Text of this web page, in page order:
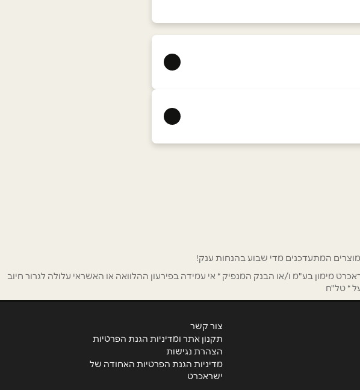
מימון בע"מ ו/או הבנק המנפיק * אי עמידה בפירעון ההלוואה או האשראי עלולה לגרור חיוב
* טל"ח
צור קשר
תקנון אתר ומדיניות הגנת הפרטיות
הצהרת נגישות
מדיניות הגנת הפרטיות האחודה של
ישראכרט